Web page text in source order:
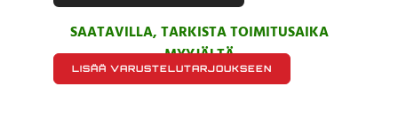
SAATAVILLA, TARKISTA TOIMITUSAIKA
MYYJÄLTÄ
LISÄÄ VARUSTELUTARJOUKSEEN